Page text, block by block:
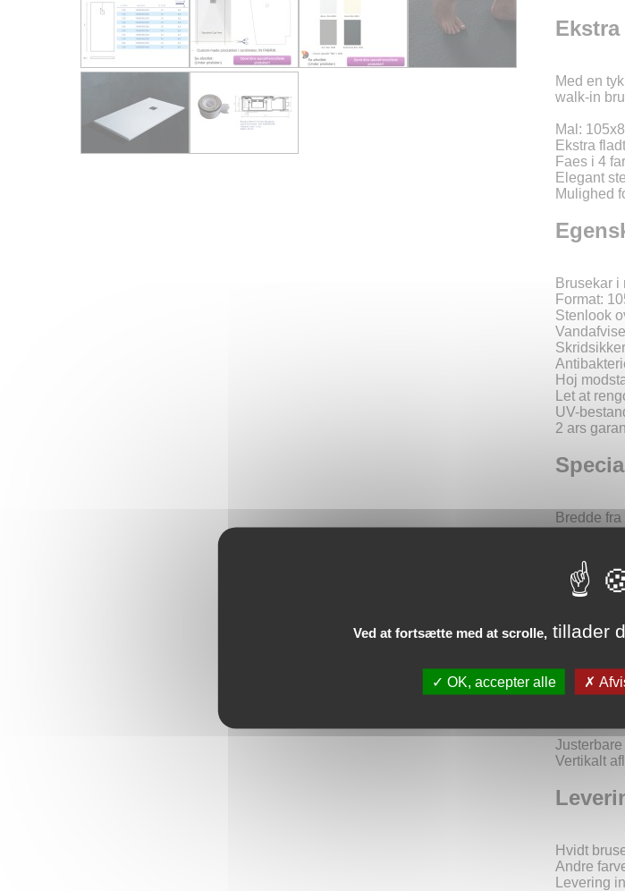
Med en
walk-in
Mal:
Ekstra
Faes i 4
Elegant
Mulighed
Brusekar i
Format:
Stenlook
Hoj
Let at
UV-
2 ars
Bredde
Aflob med
Vertikalt
Hvidt
Andre
Levering
Ved at fortsætte med at scrolle, tillader
OK, accepter alle